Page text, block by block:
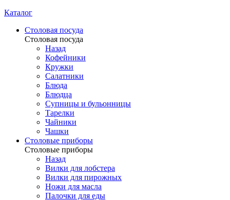
Каталог
Столовая посуда
Столовая посуда
Назад
Кофейники
Кружки
Салатники
Блюда
Блюдца
Супницы и бульонницы
Тарелки
Чайники
Чашки
Cтоловые приборы
Cтоловые приборы
Назад
Вилки для лобстера
Вилки для пирожных
Ножи для масла
Палочки для еды